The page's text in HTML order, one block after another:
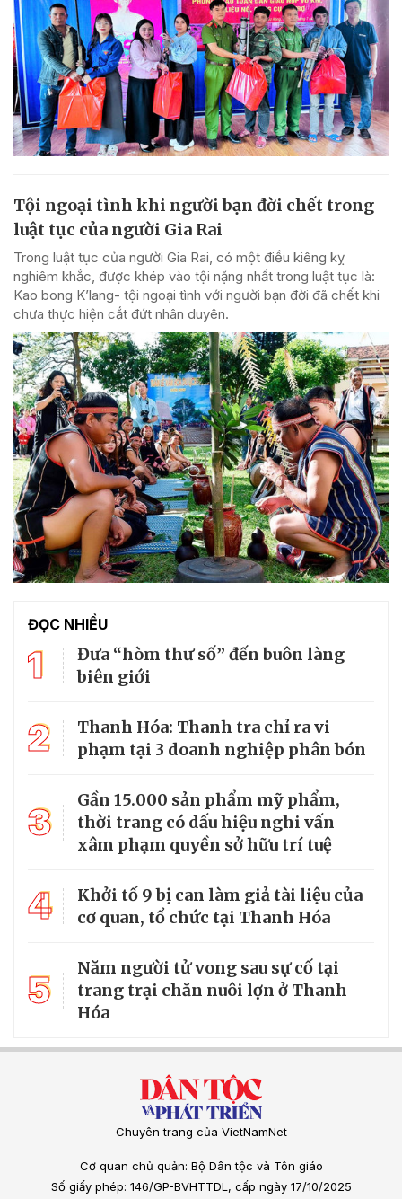
Tội ngoại tình khi người bạn đời chết trong
luật tục của người Gia Rai
Trong luật tục của người Gia Rai, có một điều kiêng kỵ
nghiêm khắc, được khép vào tội nặng nhất trong luật tục là:
Kao bong K’lang- tội ngoại tình với người bạn đời đã chết khi
chưa thực hiện cắt đứt nhân duyên.
ĐỌC NHIỀU
1
Đưa “hòm thư số” đến buôn làng
biên giới
2
Thanh Hóa: Thanh tra chỉ ra vi
phạm tại 3 doanh nghiệp phân bón
3
Gần 15.000 sản phẩm mỹ phẩm,
thời trang có dấu hiệu nghi vấn
xâm phạm quyền sở hữu trí tuệ
4
Khởi tố 9 bị can làm giả tài liệu của
cơ quan, tổ chức tại Thanh Hóa
5
Năm người tử vong sau sự cố tại
trang trại chăn nuôi lợn ở Thanh
Hóa
Chuyên trang của VietNamNet
Cơ quan chủ quản: Bộ Dân tộc và Tôn giáo
Số giấy phép: 146/GP-BVHTTDL, cấp ngày 17/10/2025